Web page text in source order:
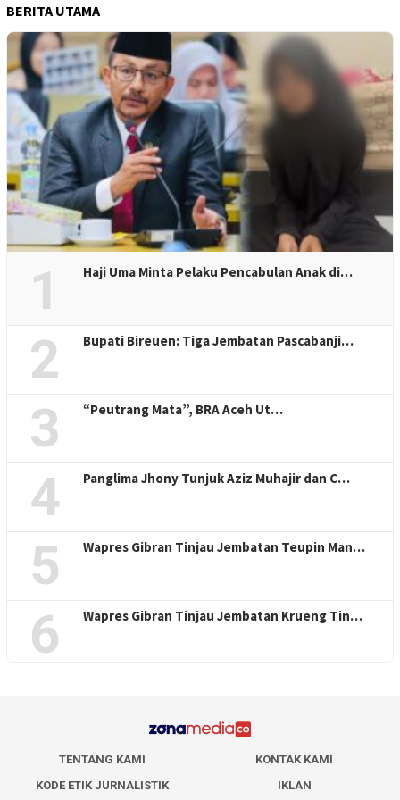
BERITA UTAMA
1 Haji Uma Minta Pelaku Pencabulan Anak di…
2 Bupati Bireuen: Tiga Jembatan Pascabanji…
3 “Peutrang Mata”, BRA Aceh Ut…
4 Panglima Jhony Tunjuk Aziz Muhajir dan C…
5 Wapres Gibran Tinjau Jembatan Teupin Man…
6 Wapres Gibran Tinjau Jembatan Krueng Tin…
TENTANG KAMI
KONTAK KAMI
KODE ETIK JURNALISTIK
IKLAN